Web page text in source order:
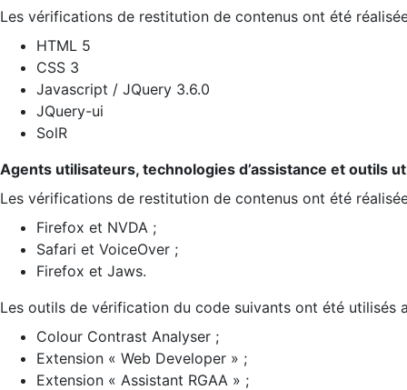
Les vérifications de restitution de contenus ont été
HTML 5
CSS 3
Javascript / JQuery 3.6.0
JQuery-ui
SolR
Agents utilisateurs, technologies d’assistance et outils
Les vérifications de restitution de contenus ont été
Firefox et NVDA ;
Safari et VoiceOver ;
Firefox et Jaws.
Les outils de vérification du code suivants ont été utilisés
Colour Contrast Analyser ;
Extension « Web Developer » ;
Extension « Assistant RGAA » ;